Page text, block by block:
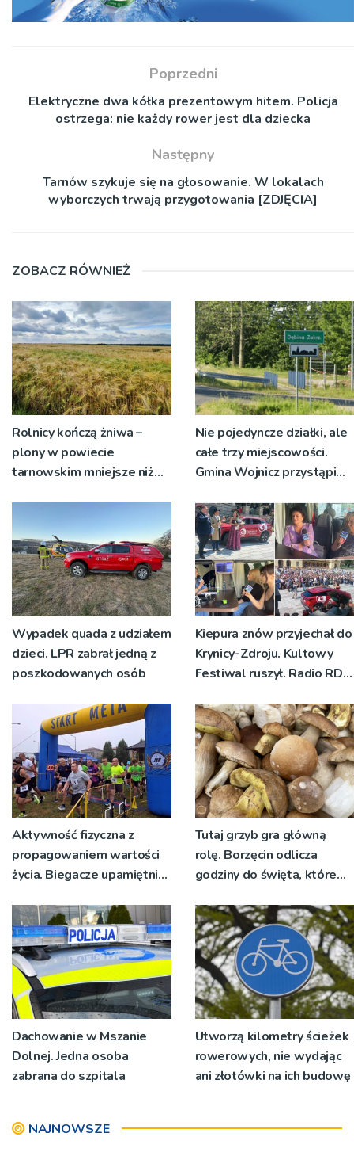
Poprzedni
Elektryczne dwa kółka prezentowym hitem. Policja
ostrzega: nie każdy rower jest dla dziecka
Następny
Tarnów szykuje się na głosowanie. W lokalach
wyborczych trwają przygotowania [ZDJĘCIA]
ZOBACZ RÓWNIEŻ
Rolnicy kończą żniwa –
plony w powiecie
tarnowskim mniejsze niż
Nie pojedyncze działki, ale
całe trzy miejscowości.
Gmina Wojnicz przystąpi
planistycznych
Wypadek quada z udziałem
dzieci. LPR zabrał jedną z
poszkodowanych osób
Kiepura znów przyjechał do
Krynicy-Zdroju. Kultowy
Festiwal ruszył. Radio RDN
żywo [ZDJĘCIA]
Aktywność fizyczna z
propagowaniem wartości
życia. Biegacze upamiętnili
Tutaj grzyb gra główną
rolę. Borzęcin odlicza
godziny do święta, które
pokoleń
Dachowanie w Mszanie
Dolnej. Jedna osoba
zabrana do szpitala
Utworzą kilometry ścieżek
rowerowych, nie wydając
ani złotówki na ich budowę
NAJNOWSZE